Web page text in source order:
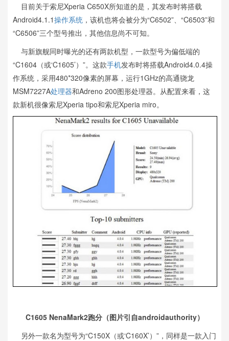
目前关于索尼Xperia C650X所知道的是，其发布时将搭载
Android4.1.1操作系统 ，该机也将会被分为“C6502”、“C6503”和
“C6506”三个型号推出，其他信息尚不可知。
与新旗舰同时曝光的还有两款机型，一款型号为偏低端的
“C1604（或‘C1605’）”。这款手机发布时将搭载Android4.0.4操
作系统，采用480*320像素的屏幕，运行1GHz的高通骁龙
MSM7227A处理器和Adreno 200图形处理器。从配置来看，这
款新机很像索尼Xperia tipo和索尼Xperia miro。
C1605 NenaMark2跑分（图片引自androidauthority）
另外一款名为型号为“C150X（或‘C160X’）”，同样是一款入门